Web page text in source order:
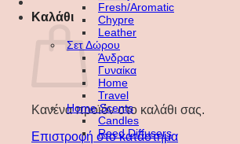
Καλάθι
Κανένα προϊόν στο καλάθι σας.
Επιστροφή στο κατάστημα
Fresh/Aromatic
Chypre
Leather
Σετ Δώρου
Άνδρας
Γυναίκα
Home
Travel
Home Scents
Candles
Reed Diffusers